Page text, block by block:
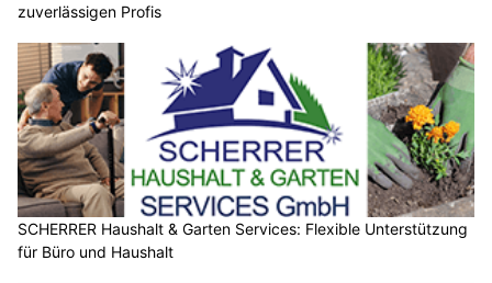
zuverlässigen Profis
SCHERRER Haushalt & Garten Services: Flexible Unterstützung
für Büro und Haushalt